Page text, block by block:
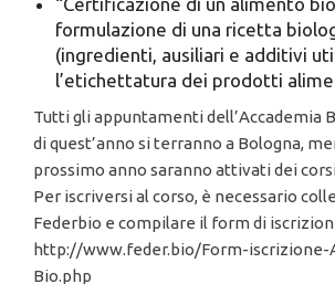
formulazione di una ricetta
(ingredienti, ausiliari e additivi
l’etichettatura dei prodotti
Tutti gli appuntamenti dell’Accademia
di quest’anno si terranno a Bologna,
prossimo anno saranno attivati dei
Per iscriversi al corso, è necessario
Federbio e compilare il form di
http://www.feder.bio/Form-iscrizione-
Bio.php